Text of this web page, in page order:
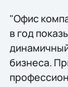
"Офис
в год
бизнеса.